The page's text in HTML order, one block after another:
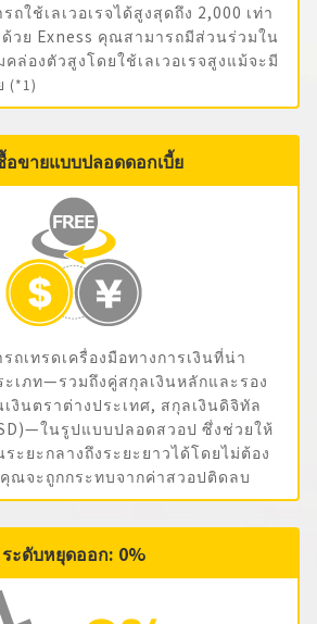
ใช้เลเวอเรจได้สูงสุดถึง 2,000 เท่า
วย Exness คุณสามารถมีส่วนร่วมใน
ล่องตัวสูงโดยใช้เลเวอเรจสูงแม้จะมี
(*1)
อขายแบบปลอดดอกเบี้ย
ถเทรดเครื่องมือทางการเงินที่น่า
เภท—รวมถึงคู่สกุลเงินหลักและรอง
งินตราต่างประเทศ, สกุลเงินดิจิทัล
ในรูปแบบปลอดสวอป ซึ่งช่วยให้
ะยะกลางถึงระยะยาวได้โดยไม่ต้อง
ณจะถูกกระทบจากค่าสวอปติดลบ
ระดับหยุดออก: 0%